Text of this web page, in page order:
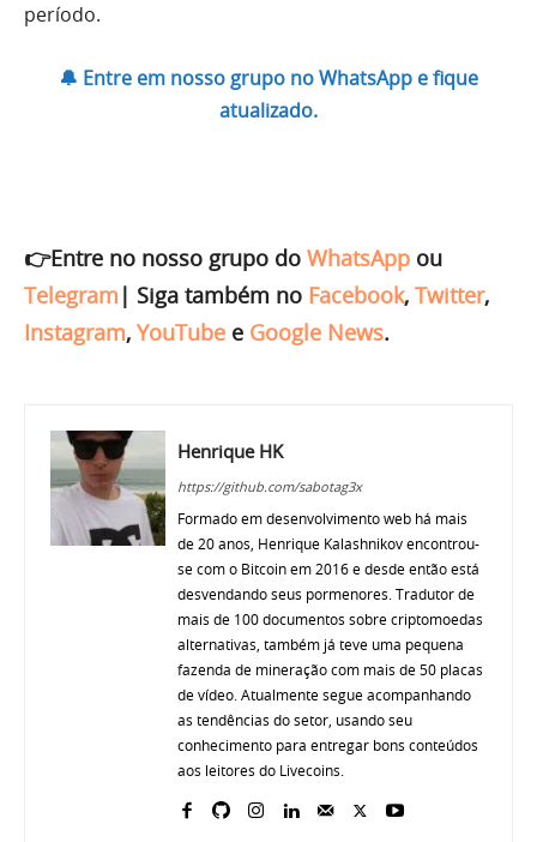
período.
🔔 Entre em nosso grupo no WhatsApp e fique
atualizado.
👉Entre no nosso grupo do WhatsApp ou
Telegram | Siga também no Facebook, Twitter,
Instagram, YouTube e Google News.
Henrique HK
https://github.com/sabotag3x
Formado em desenvolvimento web há mais
de 20 anos, Henrique Kalashnikov encontrou-
se com o Bitcoin em 2016 e desde então está
desvendando seus pormenores. Tradutor de
mais de 100 documentos sobre criptomoedas
alternativas, também já teve uma pequena
fazenda de mineração com mais de 50 placas
de vídeo. Atualmente segue acompanhando
as tendências do setor, usando seu
conhecimento para entregar bons conteúdos
aos leitores do Livecoins.